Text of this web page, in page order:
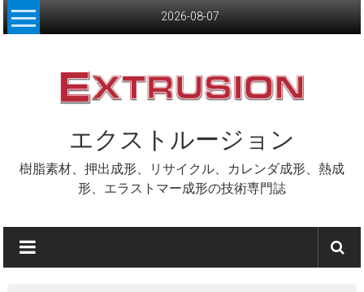
Skip
to
2026-08-07
エクストルージョン
樹脂素材、押出成形、リサイクル、カレンダ成形、熱成
形、エラストマー成形の技術専門誌